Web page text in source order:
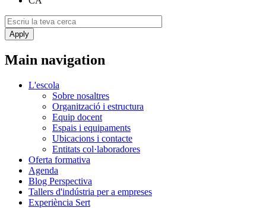
Main navigation
L'escola
Sobre nosaltres
Organització i estructura
Equip docent
Espais i equipaments
Ubicacions i contacte
Entitats col·laboradores
Oferta formativa
Agenda
Blog Perspectiva
Tallers d'indústria per a empreses
Experiència Sert